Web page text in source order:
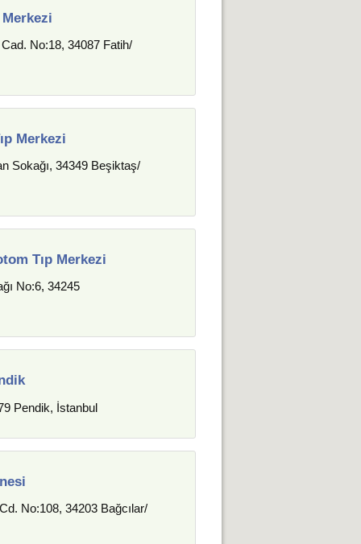
No:18, 34087 Fatih/
Merkezi
Sokağı, 34349 Beşiktaş/
Tıp Merkezi
No:6, 34245
Pendik, İstanbul
No:108, 34203 Bağcılar/